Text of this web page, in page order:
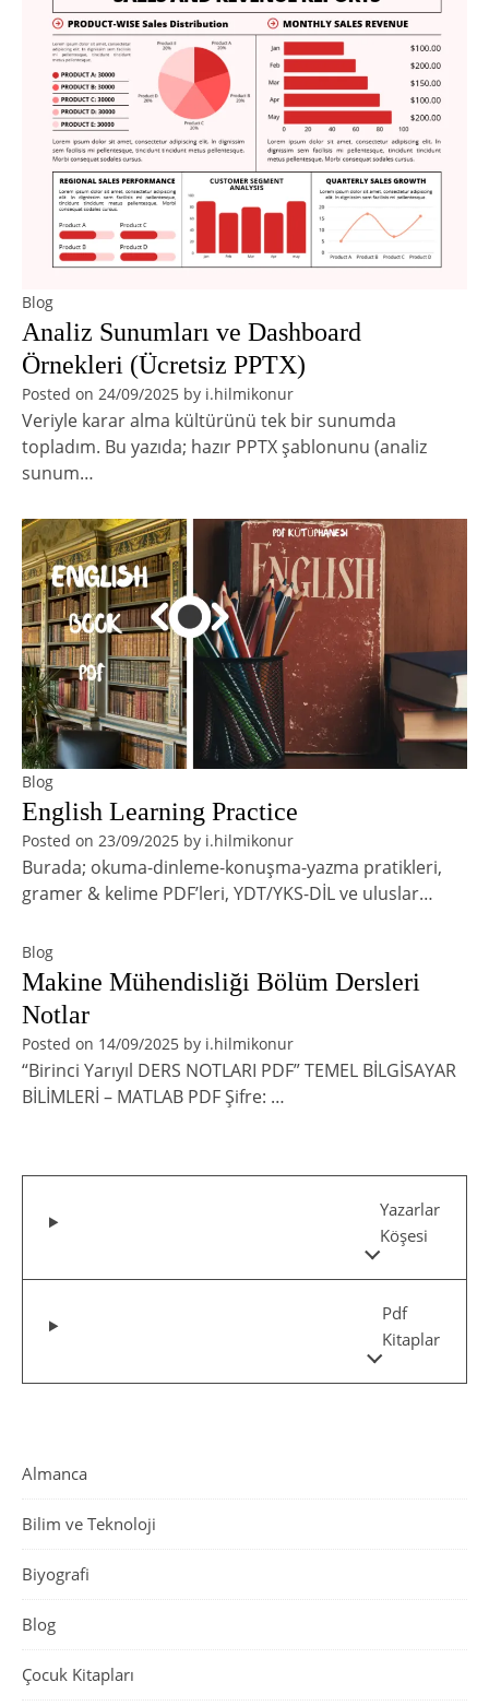
Blog
Analiz Sunumları ve Dashboard
Örnekleri (Ücretsiz PPTX)
Posted on 24/09/2025 by i.hilmikonur
Veriyle karar alma kültürünü tek bir sunumda
topladım. Bu yazıda; hazır PPTX şablonunu (analiz
sunum…
Blog
English Learning Practice
Posted on 23/09/2025 by i.hilmikonur
Burada; okuma-dinleme-konuşma-yazma pratikleri,
gramer & kelime PDF’leri, YDT/YKS-DİL ve uluslar…
Blog
Makine Mühendisliği Bölüm Dersleri
Notlar
Posted on 14/09/2025 by i.hilmikonur
“Birinci Yarıyıl DERS NOTLARI PDF” TEMEL BİLGİSAYAR
BİLİMLERİ – MATLAB PDF Şifre: …
Yazarlar
Köşesi
Pdf
Kitaplar
Almanca
Bilim ve Teknoloji
Biyografi
Blog
Çocuk Kitapları